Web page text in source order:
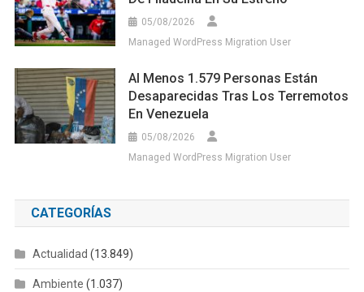
05/08/2026
Managed WordPress Migration User
Al Menos 1.579 Personas Están
Desaparecidas Tras Los Terremotos
En Venezuela
05/08/2026
Managed WordPress Migration User
CATEGORÍAS
Actualidad (13.849)
Ambiente (1.037)